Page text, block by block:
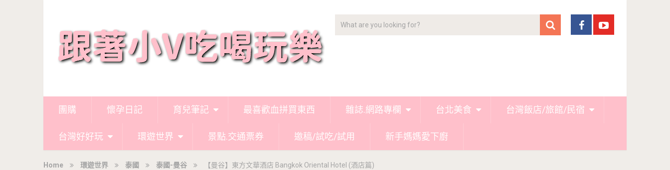
團購 懷孕日記 育兒筆記 最喜歡血拼買東西 雜誌.網路專欄 台北美食 台灣飯店/旅館/民宿
台灣好好玩 環遊世界 景點.交通票券 邀稿/試吃/試用 新手媽媽愛下廚
Home 環遊世界 泰國 泰國-曼谷 【曼谷】東方文華酒店 Bangkok Oriental Hotel (酒店篇)